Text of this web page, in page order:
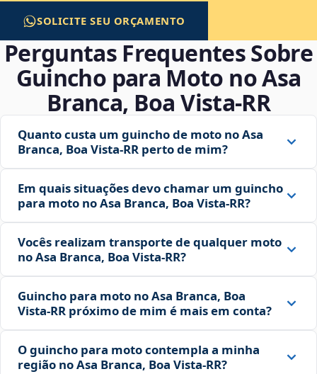
SOLICITE SEU ORÇAMENTO
Perguntas Frequentes Sobre
Guincho para Moto no Asa
Branca, Boa Vista‑RR
Quanto custa um guincho de moto no Asa
Branca, Boa Vista‑RR perto de mim?
Em quais situações devo chamar um guincho
para moto no Asa Branca, Boa Vista‑RR?
Vocês realizam transporte de qualquer moto
no Asa Branca, Boa Vista‑RR?
Guincho para moto no Asa Branca, Boa
Vista‑RR próximo de mim é mais em conta?
O guincho para moto contempla a minha
região no Asa Branca, Boa Vista‑RR?